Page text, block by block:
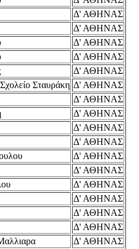
Δ' ΑΘΗΝΑΣ
Δ' ΑΘΗΝΑΣ
Δ' ΑΘΗΝΑΣ
Δ' ΑΘΗΝΑΣ
Δ' ΑΘΗΝΑΣ
Σταυράκη Δ' ΑΘΗΝΑΣ
Δ' ΑΘΗΝΑΣ
Δ' ΑΘΗΝΑΣ
Δ' ΑΘΗΝΑΣ
Δ' ΑΘΗΝΑΣ
Δ' ΑΘΗΝΑΣ
Δ' ΑΘΗΝΑΣ
Δ' ΑΘΗΝΑΣ
Δ' ΑΘΗΝΑΣ
Δ' ΑΘΗΝΑΣ
Δ' ΑΘΗΝΑΣ
Δ' ΑΘΗΝΑΣ